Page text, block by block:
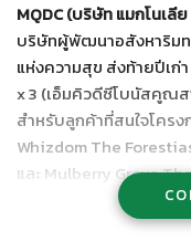
MQDC (บริษัท แมกโนเ
บริษัทผู้พัฒนาอสังหาริม
แห่งความสุข ส่งท้ายปีเก่
x 3 (เอ็มคิวดีซีโบนัสคูณส
สำหรับลูกค้าที่สนใจโคร
Whizdom The
และ Mulberry Grove
พิเศษสูงสุดถึง 3 ล้านบา
ยกเว้นค่าใช้จ่ายในวันโอ